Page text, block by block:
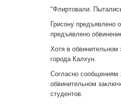
"Флиртовали.
Грисону предъявлено
предъявлено
Хотя в обвинительном
города Калхун.
Согласно сообщениям
обвинительном
студентов.